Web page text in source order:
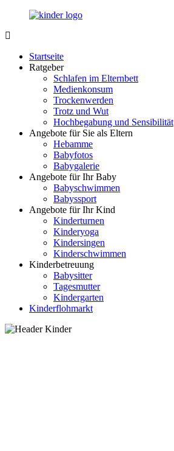
Zurück
Inhalt
Portal
Nachwuchs
Startseite
Ratgeber
Schlafen im Elternbett
Medienkonsum
Trockenwerden
Trotz und Wut
Hochbegabung und Sensibilität
Angebote für Sie als Eltern
Hebamme
Babyfotos
Babygalerie
Angebote für Ihr Baby
Babyschwimmen
Babyssport
Angebote für Ihr Kind
Kinderturnen
Kinderyoga
Kindersingen
Kinderschwimmen
Kinderbetreuung
Babysitter
Tagesmutter
Kindergarten
Kinderflohmarkt